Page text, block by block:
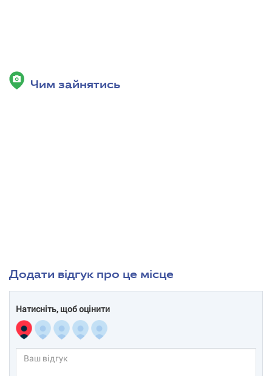
Чим зайнятись
Додати відгук про це місце
Натисніть, щоб оцінити